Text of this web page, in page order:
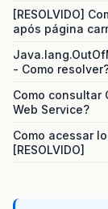
[RESOLVIDO]
após página
- Como
Como consultar
Web Service?
Como acessar
[RESOLVIDO]